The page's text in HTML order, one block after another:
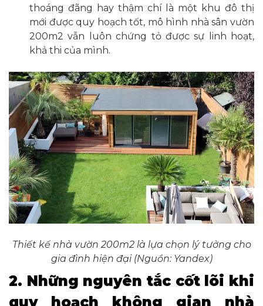
thoáng đãng hay thậm chí là một khu đô thị
mới được quy hoạch tốt, mô hình nhà sân vườn
200m2 vẫn luôn chứng tỏ được sự linh hoạt,
khả thi của mình.
Thiết kế nhà vườn 200m2 là lựa chọn lý tưởng cho
gia đình hiện đại (Nguồn: Yandex)
2. Những nguyên tắc cốt lõi khi
quy hoạch không gian nhà